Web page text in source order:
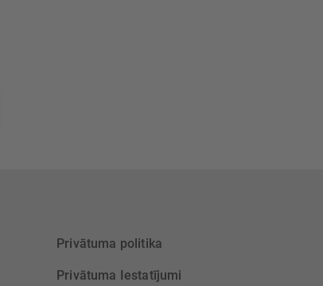
Privātuma politika
Privātuma Iestatījumi